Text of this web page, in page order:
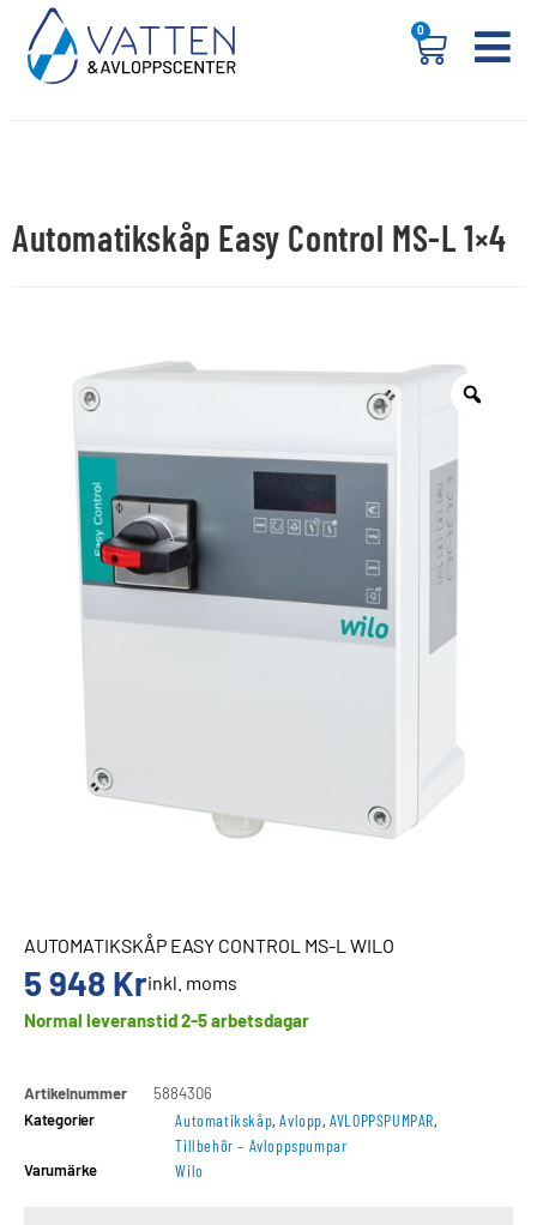
0
Automatikskåp Easy Control MS-L 1×4
AUTOMATIKSKÅP EASY CONTROL MS-L WILO
5 948 Krinkl. moms
Normal leveranstid 2-5 arbetsdagar
Artikelnummer
5884306
Kategorier
Automatikskåp,Avlopp,AVLOPPSPUMPAR,
Tillbehör – Avloppspumpar
Varumärke Wilo